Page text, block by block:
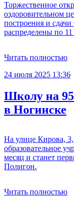
Торжественное
оздоровительном
построения и
распределены по 11
Читать полностью
24 июля 2025 13:36
Школу на
в Ногинске
На улице Кирова,
образовательное
месяц и станет
Полигон.
Читать полностью